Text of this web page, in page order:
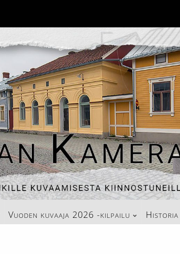
Vuoden kuvaaja 2026 -kilpailu Historia